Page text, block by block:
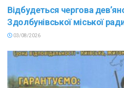
Відбудеться чергова
Здолбунівської міської
03/08/2026